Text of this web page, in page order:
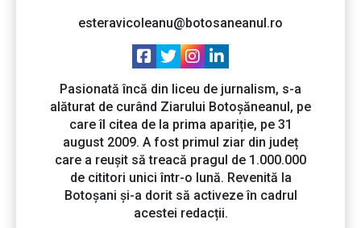
esteravicoleanu@botosaneanul.ro
Pasionată încă din liceu de jurnalism, s-a
alăturat de curând Ziarului Botoșăneanul, pe
care îl citea de la prima apariție, pe 31
august 2009. A fost primul ziar din județ
care a reușit să treacă pragul de 1.000.000
de cititori unici într-o lună. Revenită la
Botoșani și-a dorit să activeze în cadrul
acestei redacții.